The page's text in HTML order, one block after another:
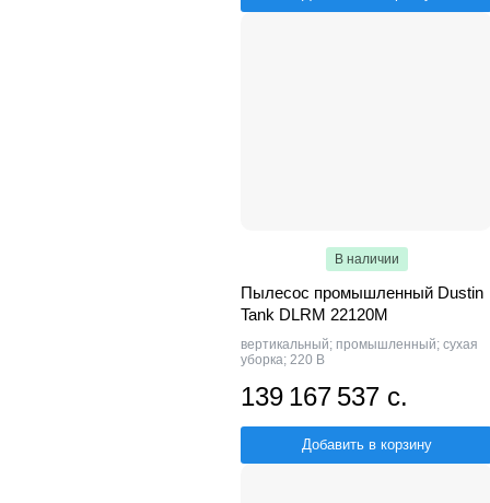
В наличии
Пылесос промышленный Dustin
Tank DLRM 22120M
вертикальный; промышленный; сухая
уборка; 220 В
139 167 537 с.
Добавить в корзину